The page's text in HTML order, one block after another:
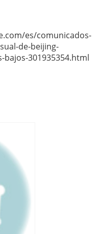
es/comunicados-
de-beijing-
bajos-301935354.html